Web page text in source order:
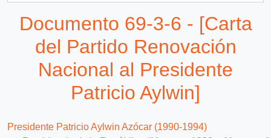
Documento 69-3-6 - [Carta
del Partido Renovación
Nacional al Presidente
Patricio Aylwin]
Presidente Patricio Aylwin Azócar (1990-1994)